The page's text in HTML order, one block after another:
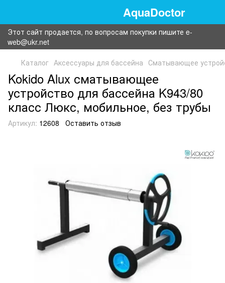
AquaDoctor
Этот сайт продается, по вопросам покупки пишите e-
web@ukr.net
Каталог Аксессуары для бассейна Сматывающее
Kokido Alux сматывающее
устройство для бассейна K943/80
класс Люкс, мобильное, без трубы
Артикул: 12608 Оставить отзыв